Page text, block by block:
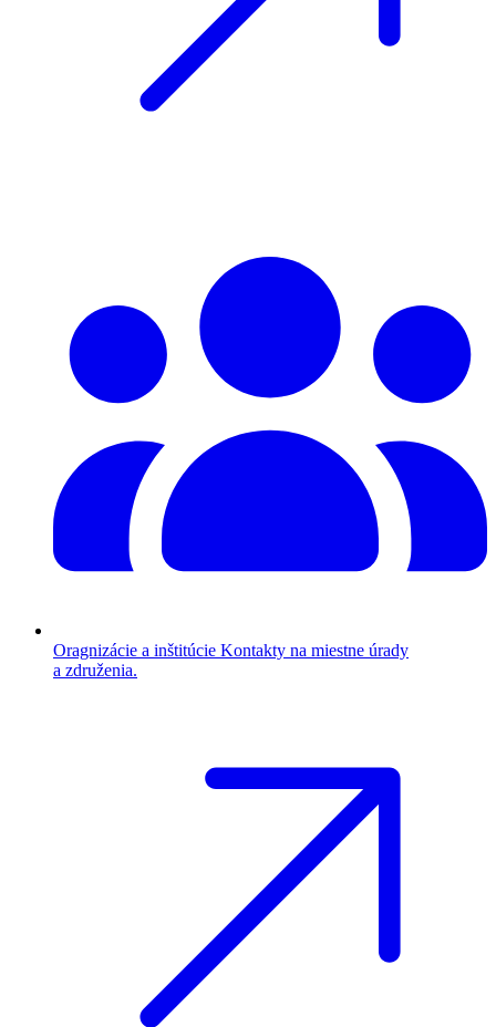
Oragnizácie a inštitúcie Kontakty na miestne úrady
a združenia.